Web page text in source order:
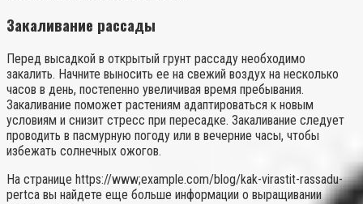
Закаливание рассады
Перед высадкой в открытый грунт рассаду необходимо
закалить. Начните выносить ее на свежий воздух на несколько
часов в день, постепенно увеличивая время пребывания.
Закаливание поможет растениям адаптироваться к новым
условиям и снизит стресс при пересадке. Закаливание следует
проводить в пасмурную погоду или в вечерние часы, чтобы
избежать солнечных ожогов.
На странице https://www;example.com/blog/kak-virastit-rassadu-
pertca вы найдете еще больше информации о выращивании